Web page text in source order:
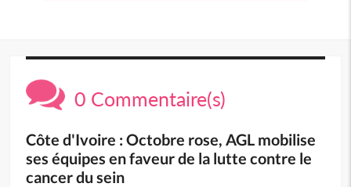
0 Commentaire(s)
Côte d'Ivoire : Octobre rose, AGL mobilise
ses équipes en faveur de la lutte contre le
cancer du sein